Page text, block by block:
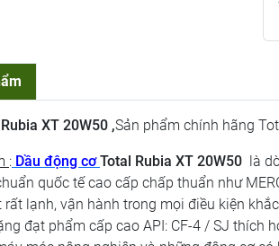
XT 20W50 ,Sản phẩm chính hãng
: Dầu động cơTotal Rubia XT 20W50 là
quốc tế cao cấp chấp thuẩn như
lạnh, vận hành trong mọi điều kiện
đạt phẩm cấp cao API: CF-4 / SJ thích